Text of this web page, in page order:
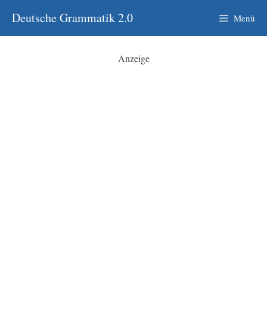
Inhalt
springen
Deutsche Grammatik 2.0 Menü
Anzeige